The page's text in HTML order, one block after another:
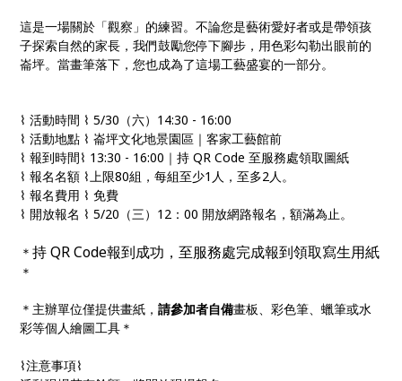
這是一場關於「觀察」的練習。不論您是藝術愛好者或是帶領孩
子探索自然的家長，我們鼓勵您停下腳步，用色彩勾勒出眼前的
崙坪。當畫筆落下，您也成為了這場工藝盛宴的一部分。
⌇ 活動時間 ⌇ 5/30（六）14:30 - 16:00
⌇ 活動地點 ⌇ 崙坪文化地景園區｜客家工藝館前
⌇ 報到時間⌇ 13:30 - 16:00｜持 QR Code 至服務處領取圖紙
⌇ 報名名額 ⌇上限80組，每組至少1人，至多2人。
⌇ 報名費用 ⌇ 免費
⌇ 開放報名 ⌇ 5/20（三）12：00 開放網路報名，額滿為止。
＊持 QR Code報到成功，至服務處完成報到領取寫生用紙
＊
＊主辦單位僅提供畫紙，請參加者自備畫板、彩色筆、蠟筆或水
彩等個人繪圖工具＊
⌇注意事項⌇